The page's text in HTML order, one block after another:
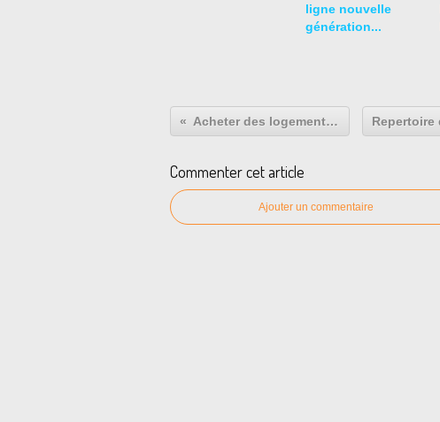
ligne nouvelle
génération...
Acheter des logements pour les sans-abri.
Commenter cet article
Ajouter un commentaire